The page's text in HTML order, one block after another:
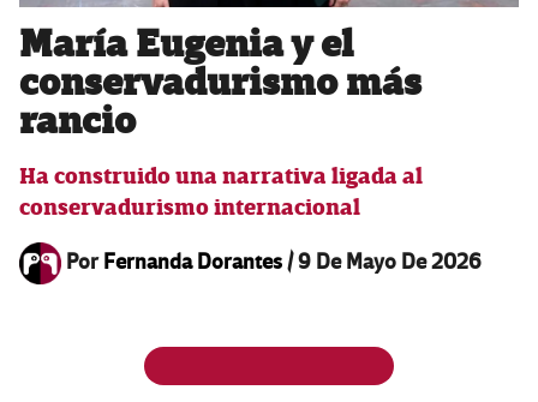
María Eugenia y el
conservadurismo más
rancio
Ha construido una narrativa ligada al
conservadurismo internacional
PorFernanda Dorantes/9 De Mayo De 2026